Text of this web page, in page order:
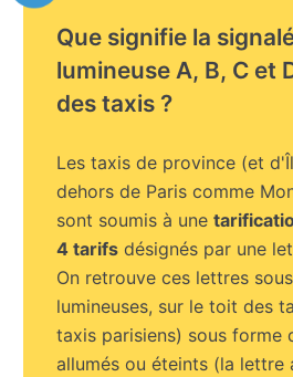
Que signifie la
lumineuse A, B, C et
des taxis ?
Les taxis de province (et
dehors de Paris comme
sont soumis à une
4 tarifs désignés par une
On retrouve ces lettres
lumineuses, sur le toit des
taxis parisiens) sous forme
allumés ou éteints (la lettre